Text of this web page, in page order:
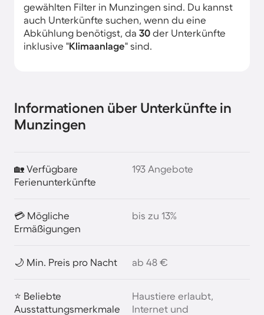
gewählten Filter in Munzingen sind. Du kannst
auch Unterkünfte suchen, wenn du eine
Abkühlung benötigst, da 30 der Unterkünfte
inklusive "Klimaanlage" sind.
Informationen über Unterkünfte in
Munzingen
🏡 Verfügbare
Ferienunterkünfte
193 Angebote
💳 Mögliche
Ermäßigungen
bis zu 13%
🌙 Min. Preis pro Nacht ab 48 €
⭐ Beliebte
Ausstattungsmerkmale
Haustiere erlaubt,
Internet und